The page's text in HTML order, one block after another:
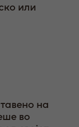
или
на
во